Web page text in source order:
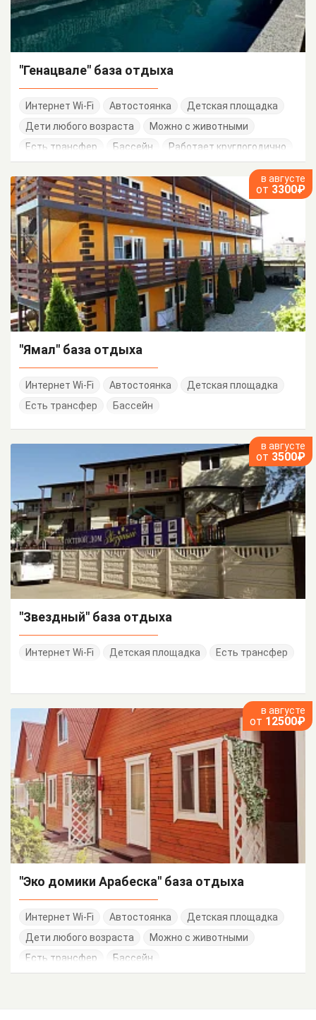
"Генацвале" база отдыха
Интернет Wi-Fi Автостоянка
Детская площадка
Дети любого возраста
Можно с животными
Есть трансфер
Бассейн Работает круглогодично
в августе
от 3300₽
"Ямал" база отдыха
Интернет Wi-Fi Автостоянка
Детская площадка
Есть трансфер
Бассейн
в августе
от 3500₽
"Звездный" база отдыха
Интернет Wi-Fi Детская площадка Есть трансфер
в августе
от 12500₽
"Эко домики Арабеска" база отдыха
Интернет Wi-Fi Автостоянка
Детская площадка
Дети любого возраста
Можно с животными
Есть трансфер
Бассейн